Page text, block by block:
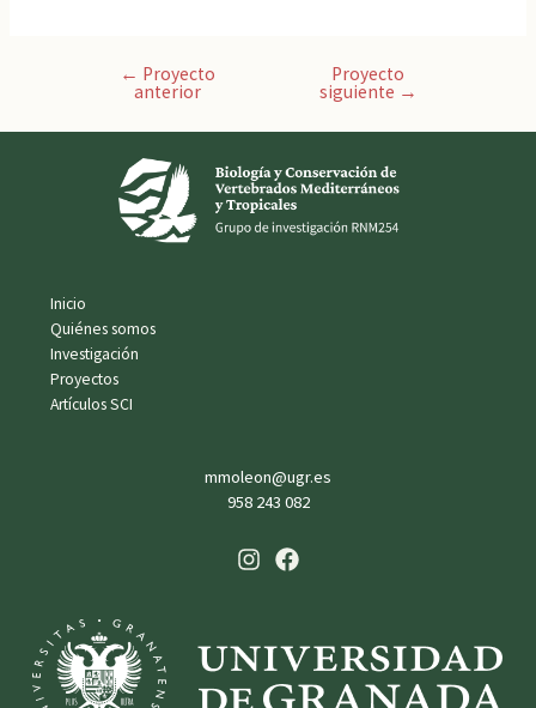
Navegación
← Proyecto
anterior
Proyecto
siguiente →
Inicio
Quiénes somos
Investigación
Proyectos
Artículos SCI
mmoleon@ugr.es
958 243 082